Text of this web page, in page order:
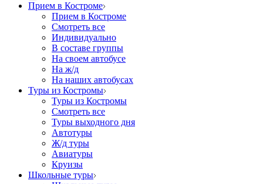
Прием в Костроме
Прием в Костроме
Смотреть все
Индивидуально
В составе группы
На своем автобусе
На ж/д
На наших автобусах
Туры из Костромы
Туры из Костромы
Смотреть все
Туры выходного дня
Автотуры
Ж/д туры
Авиатуры
Круизы
Школьные туры